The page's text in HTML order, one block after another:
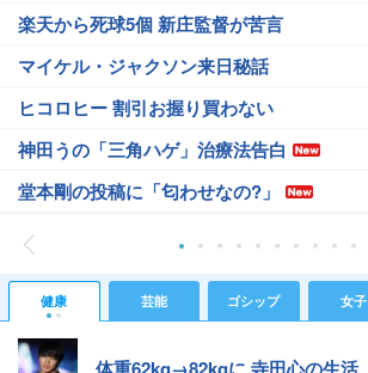
楽天から死球5個 新庄監督が苦言
マイケル・ジャクソン来日秘話
ヒコロヒー 割引お握り買わない
神田うの「三角ハゲ」治療法告白
堂本剛の投稿に「匂わせなの?」
健康 芸能 ゴシップ 女子